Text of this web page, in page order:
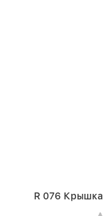
R 076